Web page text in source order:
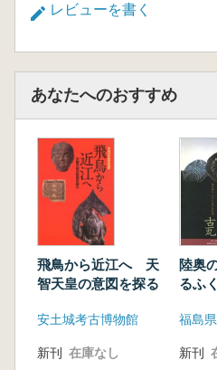
レビューを書く
あなたへのおすすめ
飛鳥から近江へ 天
智天皇の意図を探る
安土城考古博物館
新刊 在庫なし
陸奥
るふ
福島
新刊